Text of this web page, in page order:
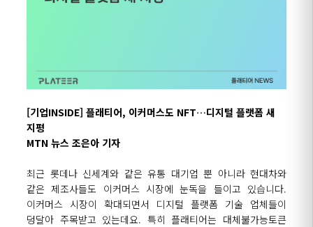
[기업INSIDE] 플래티어, 이커머스도 NFT…디지털 플랫폼 새
지평
MTN 뉴스 조은아 기자
최근 롯데나 신세계와 같은 유통 대기업 뿐 아니라 현대차와
같은 제조사들도 이커머스 시장에 눈독을 들이고 있습니다.
이커머스 시장이 확대되면서 디지털 플랫폼 기술 업체들이
덩달아 주목받고 있는데요. 특히 플래티어는 대체불가능토큰